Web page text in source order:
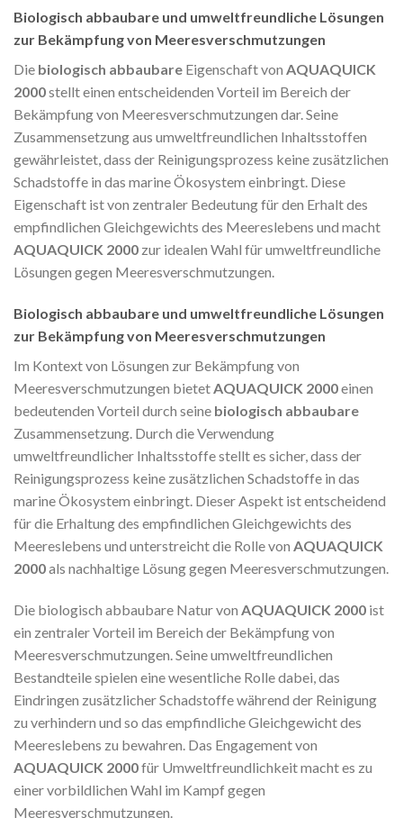
Biologisch abbaubare und umweltfreundliche Lösungen
zur Bekämpfung von Meeresverschmutzungen
Die biologisch abbaubare Eigenschaft von AQUAQUICK
2000stellt einen entscheidenden Vorteil im Bereich der
Bekämpfung von Meeresverschmutzungen dar. Seine
Zusammensetzung aus umweltfreundlichen Inhaltsstoffen
gewährleistet, dass der Reinigungsprozess keine zusätzlichen
Schadstoffe in das marine Ökosystem einbringt. Diese
Eigenschaft ist von zentraler Bedeutung für den Erhalt des
empfindlichen Gleichgewichts des Meereslebens und macht
AQUAQUICK 2000 zur idealen Wahl für umweltfreundliche
Lösungen gegen Meeresverschmutzungen.
Biologisch abbaubare und umweltfreundliche Lösungen
zur Bekämpfung von Meeresverschmutzungen
Im Kontext von Lösungen zur Bekämpfung von
Meeresverschmutzungen bietetAQUAQUICK 2000einen
bedeutenden Vorteil durch seine biologisch abbaubare
Zusammensetzung. Durch die Verwendung
umweltfreundlicher Inhaltsstoffe stellt es sicher, dass der
Reinigungsprozess keine zusätzlichen Schadstoffe in das
marine Ökosystem einbringt. Dieser Aspekt ist entscheidend
für die Erhaltung des empfindlichen Gleichgewichts des
Meereslebens und unterstreicht die Rolle von AQUAQUICK
2000als nachhaltige Lösung gegen Meeresverschmutzungen.
Die biologisch abbaubare Natur von AQUAQUICK 2000 ist
ein zentraler Vorteil im Bereich der Bekämpfung von
Meeresverschmutzungen. Seine umweltfreundlichen
Bestandteile spielen eine wesentliche Rolle dabei, das
Eindringen zusätzlicher Schadstoffe während der Reinigung
zu verhindern und so das empfindliche Gleichgewicht des
Meereslebens zu bewahren. Das Engagement von
AQUAQUICK 2000für Umweltfreundlichkeit macht es zu
einer vorbildlichen Wahl im Kampf gegen
Meeresverschmutzungen.